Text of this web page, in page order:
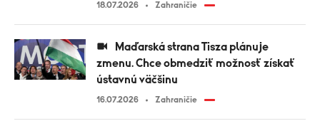
18.07.2026 Zahraničie
zmenu. Chce obmedziť možnosť získať
ústavnú väčšinu
16.07.2026 Zahraničie